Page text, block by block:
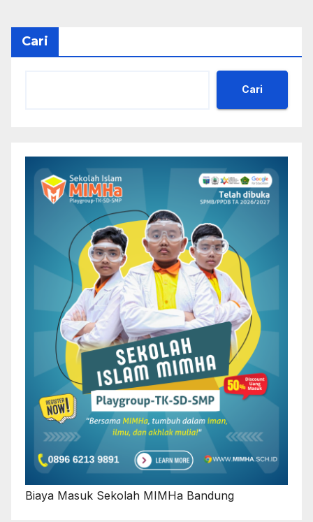
Cari
Cari
Biaya Masuk Sekolah MIMHa Bandung